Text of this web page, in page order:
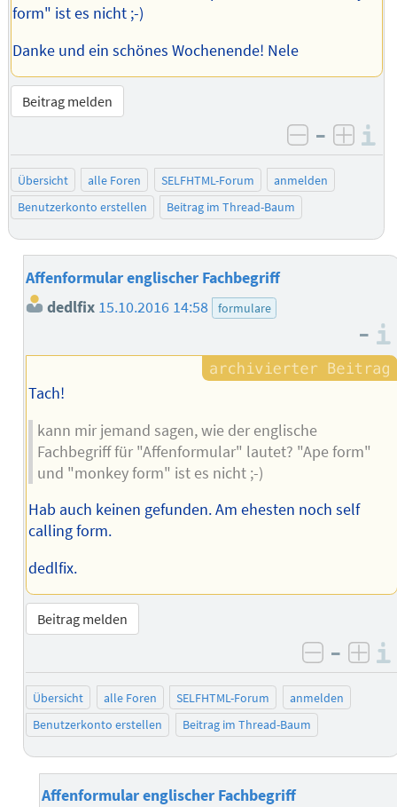
form" ist es nicht ;-)
Danke und ein schönes Wochenende! Nele
Beitrag melden
negativ
–
Übersicht alle Foren SELFHTML-Forum
anmelden
Benutzerkonto erstellen
Beitrag im Thread-Baum
Affenformular englischer Fachbegriff
dedlfix 15.10.2016 14:58 formulare
–
Tach!
kann mir jemand sagen, wie der englische
Fachbegriff für "Affenformular" lautet? "Ape form"
und "monkey form" ist es nicht ;-)
Hab auch keinen gefunden. Am ehesten noch self
calling form.
dedlfix.
Beitrag melden
negativ
–
Übersicht alle Foren SELFHTML-Forum
anmelden
Benutzerkonto erstellen
Beitrag im Thread-Baum
Affenformular englischer Fachbegriff